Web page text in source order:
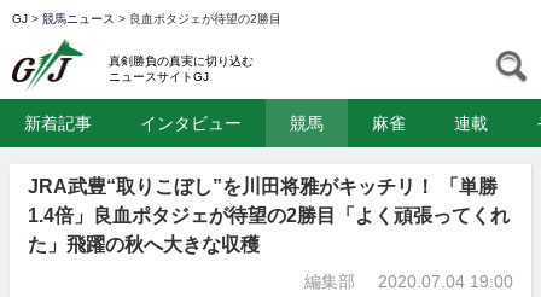
GJ > 競馬ニュース > 良血ポタジェが待望の2勝目
真剣勝負の真実に切り込む
ニュースサイトGJ
新着記事 インタビュー 競馬 麻雀 連載
JRA武豊“取りこぼし”を川田将雅がキッチリ！ 「単勝
1.4倍」良血ポタジェが待望の2勝目「よく頑張ってくれ
た」飛躍の秋へ大きな収穫
編集部 2020.07.04 19:00